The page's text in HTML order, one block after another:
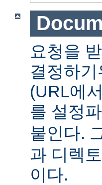
요청을
결정하
(URL에
를 설정
붙인다.
과 디렉
이다.